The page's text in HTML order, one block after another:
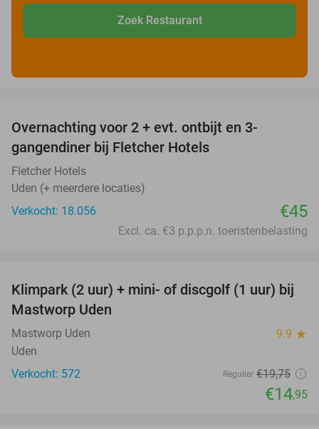
Zoek Restaurant
Overnachting voor 2 + evt. ontbijt en 3-
gangendiner bij Fletcher Hotels
Fletcher Hotels
Uden (+ meerdere locaties)
Verkocht: 18.056
€45
Excl. ca. €3 p.p.p.n. toeristenbelasting
24%
Klimpark (2 uur) + mini- of discgolf (1 uur) bij
Mastworp Uden
Mastworp Uden 9.9 star
Uden
Verkocht: 572
Regulier €19,75
€14,95